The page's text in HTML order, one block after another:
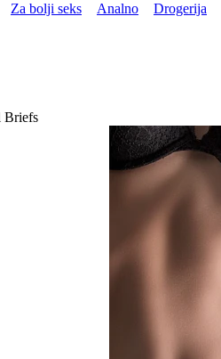
Za bolji seks Analno
Drogerija
Briefs